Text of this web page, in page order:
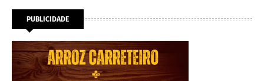
PUBLICIDADE